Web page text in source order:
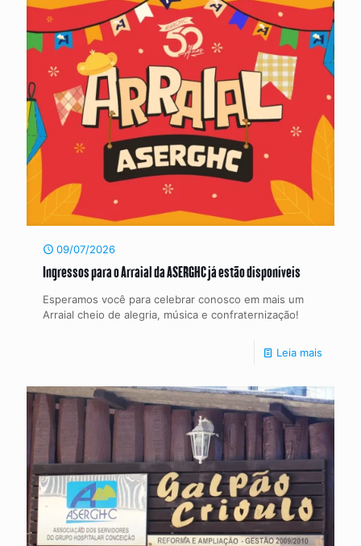
09/07/2026
Ingressos para o Arraial da ASERGHC já estão disponíveis
Esperamos você para celebrar conosco em mais um
Arraial cheio de alegria, música e confraternização!
Leia mais